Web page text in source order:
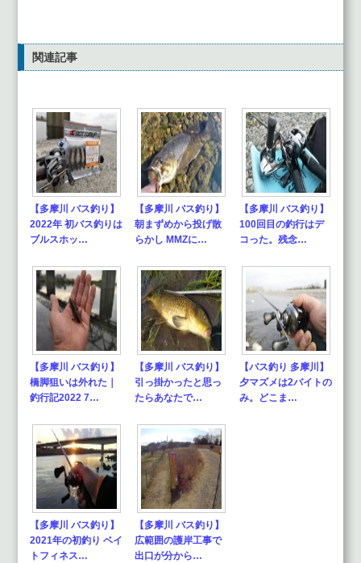
関連記事
【多摩川 バス釣り】
2022年 初バス釣りは
ブルスホッ…
【多摩川 バス釣り】
朝まずめから投げ散
らかし MMZに…
【多摩川 バス釣り】
100回目の釣行はデ
コった。残念…
【多摩川 バス釣り】
橋脚狙いは外れた｜
釣行記2022 7…
【多摩川 バス釣り】
引っ掛かったと思っ
たらあなたで…
【バス釣り 多摩川】
夕マズメは2バイトの
み。どこま…
【多摩川 バス釣り】
2021年の初釣り ベイ
トフィネス…
【多摩川 バス釣り】
広範囲の護岸工事で
出口が分から…